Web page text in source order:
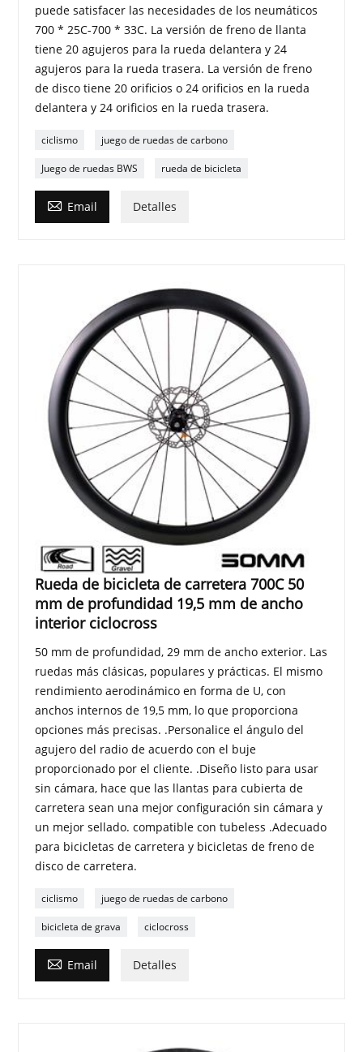
puede satisfacer las necesidades de los neumáticos
700 * 25C-700 * 33C. La versión de freno de llanta
tiene 20 agujeros para la rueda delantera y 24
agujeros para la rueda trasera. La versión de freno
de disco tiene 20 orificios o 24 orificios en la rueda
delantera y 24 orificios en la rueda trasera.
ciclismo juego de ruedas de carbono
Juego de ruedas BWS rueda de bicicleta
 Email Detalles
Rueda de bicicleta de carretera 700C 50
mm de profundidad 19,5 mm de ancho
interior ciclocross
50 mm de profundidad, 29 mm de ancho exterior. Las
ruedas más clásicas, populares y prácticas. El mismo
rendimiento aerodinámico en forma de U, con
anchos internos de 19,5 mm, lo que proporciona
opciones más precisas. .Personalice el ángulo del
agujero del radio de acuerdo con el buje
proporcionado por el cliente. .Diseño listo para usar
sin cámara, hace que las llantas para cubierta de
carretera sean una mejor configuración sin cámara y
un mejor sellado. compatible con tubeless .Adecuado
para bicicletas de carretera y bicicletas de freno de
disco de carretera.
ciclismo juego de ruedas de carbono
bicicleta de grava ciclocross
 Email Detalles